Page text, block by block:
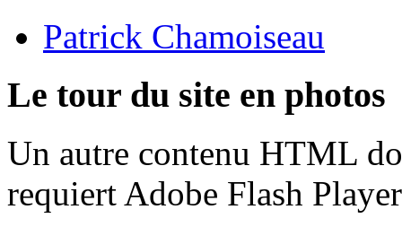
Patrick Chamoiseau
Le tour du site en photos
Un autre contenu HTML
requiert Adobe Flash